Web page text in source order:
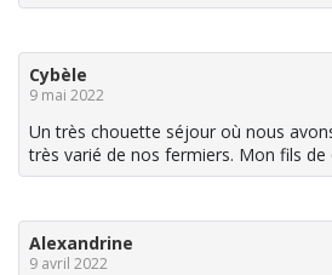
Cybèle
9 mai 2022
Un très chouette séjour où nous
très varié de nos fermiers. Mon fils de
Alexandrine
9 avril 2022